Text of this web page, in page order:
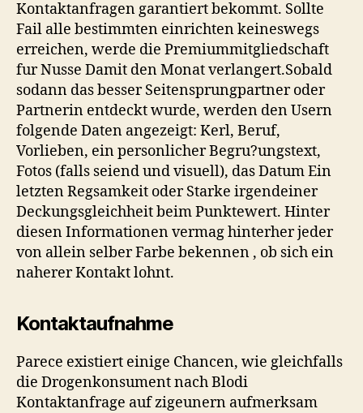
Kontaktanfragen garantiert bekommt. Sollte
Fail alle bestimmten einrichten keineswegs
erreichen, werde die Premiummitgliedschaft
fur Nusse Damit den Monat verlangert.Sobald
sodann das besser Seitensprungpartner oder
Partnerin entdeckt wurde, werden den Usern
folgende Daten angezeigt: Kerl, Beruf,
Vorlieben, ein personlicher Begru?ungstext,
Fotos (falls seiend und visuell), das Datum Ein
letzten Regsamkeit oder Starke irgendeiner
Deckungsgleichheit beim Punktewert. Hinter
diesen Informationen vermag hinterher jeder
von allein selber Farbe bekennen , ob sich ein
naherer Kontakt lohnt.
Kontaktaufnahme
Parece existiert einige Chancen, wie gleichfalls
die Drogenkonsument nach Blodi
Kontaktanfrage auf zigeunern aufmerksam